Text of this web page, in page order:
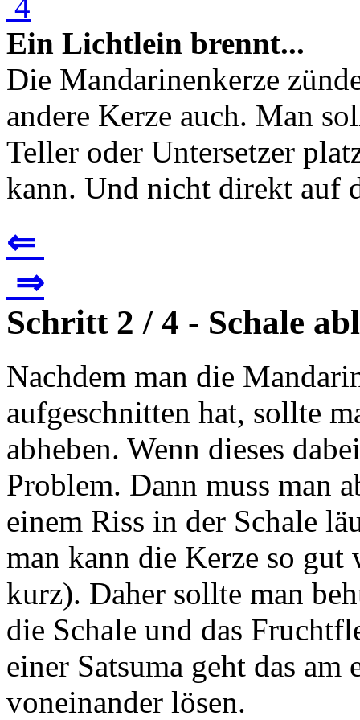
Ein Lichtlein brennt...
Die Mandarinenkerze
andere Kerze auch. Man
Teller oder Untersetzer
kann. Und nicht direkt auf
⇐
⇒
Schritt 2 / 4 - Schale
Nachdem man die
aufgeschnitten hat, sollte
abheben. Wenn dieses
Problem. Dann muss man
einem Riss in der Schale
man kann die Kerze so
kurz). Daher sollte man
die Schale und das
einer Satsuma geht das am
voneinander lösen.